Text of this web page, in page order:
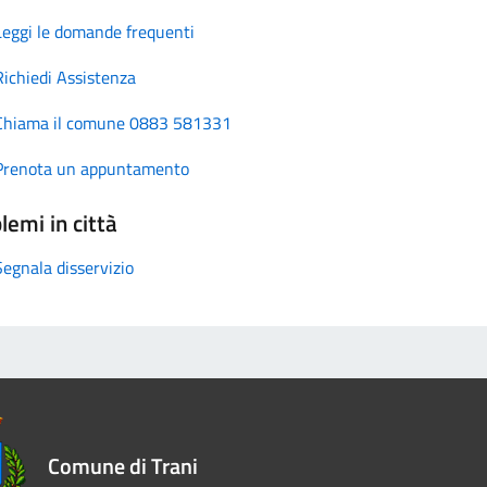
le domande frequenti
Assistenza
il comune 0883 581331
un appuntamento
in città
disservizio
Comune di Trani